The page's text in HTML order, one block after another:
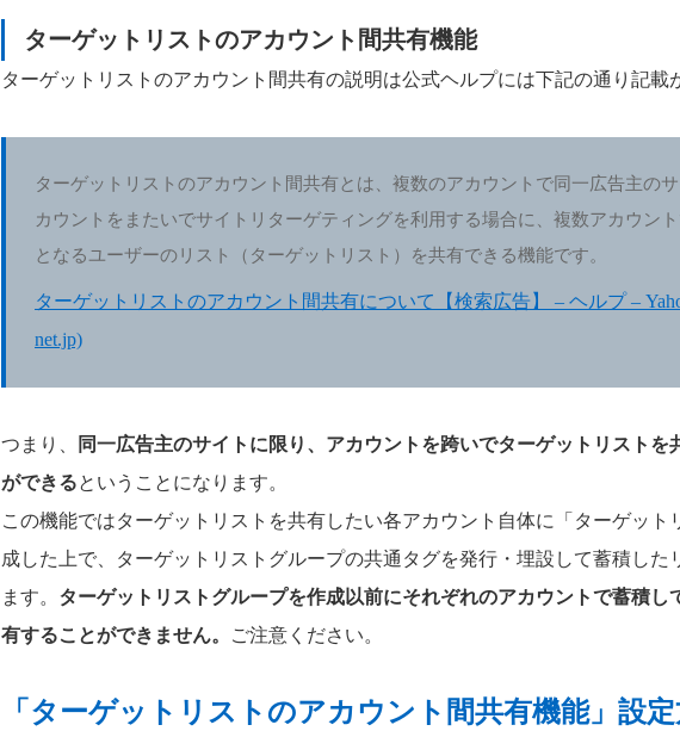
ターゲットリストのアカウント間共有機能
ターゲットリストのアカウント間共有の説明は公式ヘルプには下記の通り記載
ターゲットリストのアカウント間共有とは、複数のアカウントで同一広告主の
カウントをまたいでサイトリターゲティングを利用する場合に、複数アカウン
となるユーザーのリスト（ターゲットリスト）を共有できる機能です。
ターゲットリストのアカウント間共有について【検索広告】 – ヘルプ –
net.jp)
つまり、
同一広告主のサイトに限り、アカウントを跨いでターゲットリストを
ができるということになります。
この機能ではターゲットリストを共有したい各アカウント自体に「ターゲット
成した上で、ターゲットリストグループの共通タグを発行・埋設して蓄積した
ます。 ターゲットリストグループを作成以前にそれぞれのアカウントで蓄積し
有することができません。
ご注意ください。
「ターゲットリストのアカウント間共有機能」設